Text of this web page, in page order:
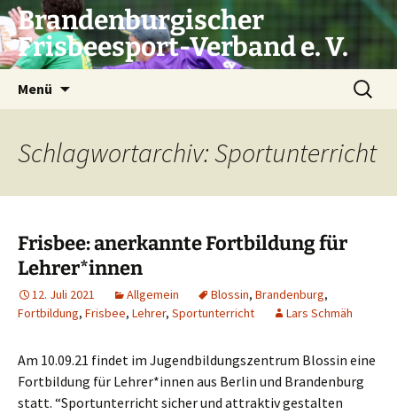
Zum
Inhalt
springen
Brandenburgischer
Frisbeesport-Verband e. V.
Menü
Suchen
nach:
Schlagwortarchiv: Sportunterricht
Frisbee: anerkannte Fortbildung für
Lehrer*innen
12. Juli 2021 Allgemein Blossin, Brandenburg,
Fortbildung, Frisbee, Lehrer, Sportunterricht Lars Schmäh
Am 10.09.21 fin­det im Jugend­bil­dungs­zen­trum Blos­sin eine
Fort­bil­dung für Lehrer*innen aus Ber­lin und Bran­den­burg
statt. “Sport­un­ter­richt sicher und attrak­tiv gestal­ten